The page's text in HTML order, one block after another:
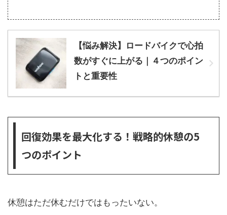
【悩み解決】ロードバイクで心拍
数がすぐに上がる｜４つのポイン
トと重要性
回復効果を最大化する！戦略的休憩の5
つのポイント
休憩はただ休むだけではもったいない。